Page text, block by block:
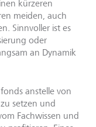
kürzeren
meiden, auch
Sinnvoller ist es
oder
an Dynamik
anstelle von
setzen und
Fachwissen und